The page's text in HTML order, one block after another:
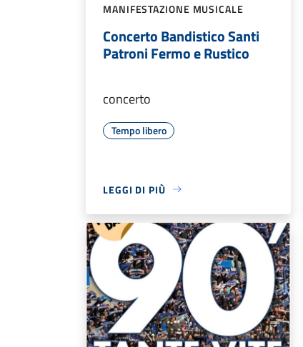
MANIFESTAZIONE MUSICALE
Concerto Bandistico Santi
Patroni Fermo e Rustico
concerto
Tempo libero
LEGGI DI PIÙ